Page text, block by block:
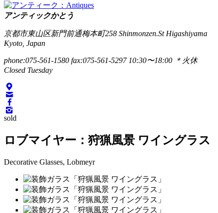
アンティックかとう
京都市東山区新門前通梅本町258 Shinmonzen.St Higashiyama
Kyoto, Japan
phone:075-561-1580 fax:075-561-5297 10:30〜18:00 ＊火休
Closed Tuesday
sold
ロブマイヤー：狩猟風景 ワイングラス
Decorative Glasses, Lobmeyr